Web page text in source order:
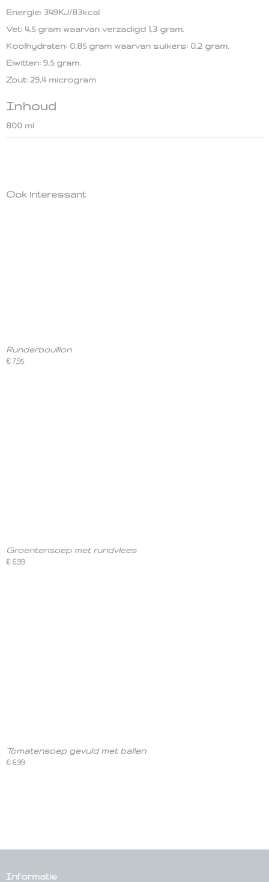
Energie: 349KJ/83kcal
Vet: 4,5 gram waarvan verzadigd 1,3 gram.
Koolhydraten: 0,85 gram waarvan suikers: 0,2 gram.
Eiwitten: 9,5 gram.
Zout: 29,4 microgram
Inhoud
800 ml
Ook interessant
Runderbouillon
€ 7,95
Groentensoep met rundvlees
€ 6,99
Tomatensoep gevuld met ballen
€ 6,99
Informatie